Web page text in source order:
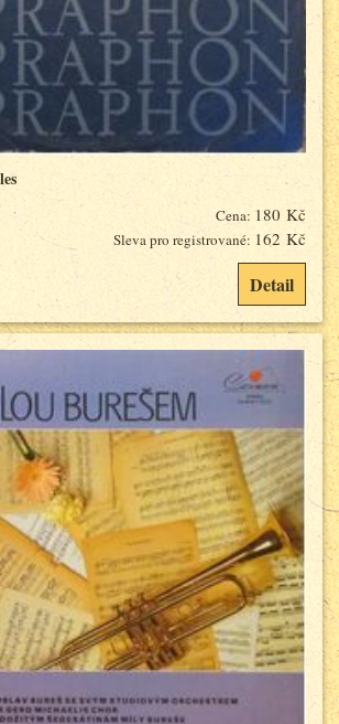
Cena: 180 Kč
Sleva pro registrované: 162 Kč
Detail